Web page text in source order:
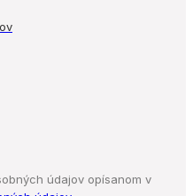
údajov opísanom v